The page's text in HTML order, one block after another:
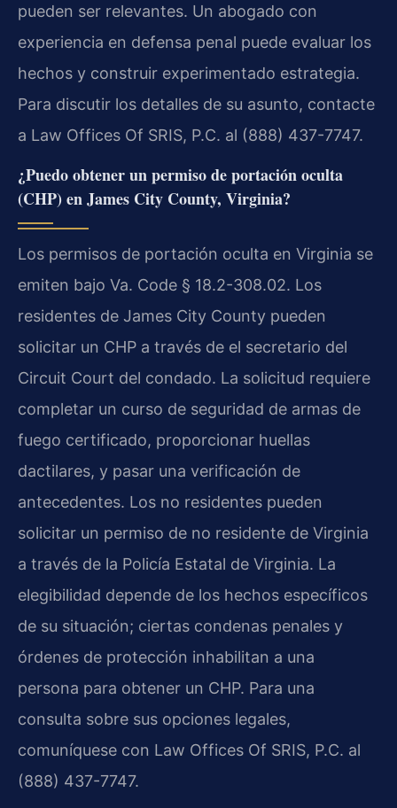
pueden ser relevantes. Un abogado con
experiencia en defensa penal puede evaluar los
hechos y construir experimentado estrategia.
Para discutir los detalles de su asunto, contacte
a Law Offices Of SRIS, P.C. al (888) 437-7747.
¿Puedo obtener un permiso de portación oculta
(CHP) en James City County, Virginia?
Los permisos de portación oculta en Virginia se
emiten bajo Va. Code § 18.2-308.02. Los
residentes de James City County pueden
solicitar un CHP a través de el secretario del
Circuit Court del condado. La solicitud requiere
completar un curso de seguridad de armas de
fuego certificado, proporcionar huellas
dactilares, y pasar una verificación de
antecedentes. Los no residentes pueden
solicitar un permiso de no residente de Virginia
a través de la Policía Estatal de Virginia. La
elegibilidad depende de los hechos específicos
de su situación; ciertas condenas penales y
órdenes de protección inhabilitan a una
persona para obtener un CHP. Para una
consulta sobre sus opciones legales,
comuníquese con Law Offices Of SRIS, P.C. al
(888) 437-7747.